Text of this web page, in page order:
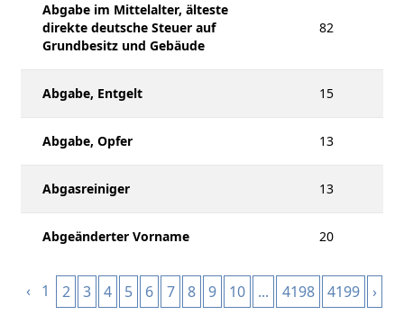
Abgabe im Mittelalter, älteste
direkte deutsche Steuer auf
Grundbesitz und Gebäude
82
Abgabe, Entgelt 15
Abgabe, Opfer 13
Abgasreiniger 13
Abgeänderter Vorname 20
‹ 1 2 3 4 5 6 7 8 9 10 ... 4198 4199 ›